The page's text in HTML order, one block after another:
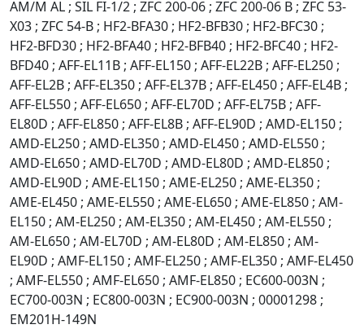
AM/M AL ; SIL FI-1/2 ; ZFC 200-06 ; ZFC 200-06 B ; ZFC 53-
X03 ; ZFC 54-B ; HF2-BFA30 ; HF2-BFB30 ; HF2-BFC30 ;
HF2-BFD30 ; HF2-BFA40 ; HF2-BFB40 ; HF2-BFC40 ; HF2-
BFD40 ; AFF-EL11B ; AFF-EL150 ; AFF-EL22B ; AFF-EL250 ;
AFF-EL2B ; AFF-EL350 ; AFF-EL37B ; AFF-EL450 ; AFF-EL4B ;
AFF-EL550 ; AFF-EL650 ; AFF-EL70D ; AFF-EL75B ; AFF-
EL80D ; AFF-EL850 ; AFF-EL8B ; AFF-EL90D ; AMD-EL150 ;
AMD-EL250 ; AMD-EL350 ; AMD-EL450 ; AMD-EL550 ;
AMD-EL650 ; AMD-EL70D ; AMD-EL80D ; AMD-EL850 ;
AMD-EL90D ; AME-EL150 ; AME-EL250 ; AME-EL350 ;
AME-EL450 ; AME-EL550 ; AME-EL650 ; AME-EL850 ; AM-
EL150 ; AM-EL250 ; AM-EL350 ; AM-EL450 ; AM-EL550 ;
AM-EL650 ; AM-EL70D ; AM-EL80D ; AM-EL850 ; AM-
EL90D ; AMF-EL150 ; AMF-EL250 ; AMF-EL350 ; AMF-EL450
; AMF-EL550 ; AMF-EL650 ; AMF-EL850 ; EC600-003N ;
EC700-003N ; EC800-003N ; EC900-003N ; 00001298 ;
EM201H-149N